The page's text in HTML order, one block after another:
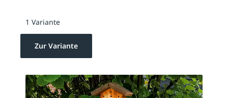
1 Variante
Zur Variante